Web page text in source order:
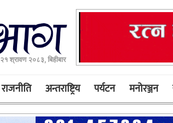
२१ श्रावण २०८३, बिहीबार
राजनीति अन्तराष्ट्रिय पर्यटन मनोरञ्जन